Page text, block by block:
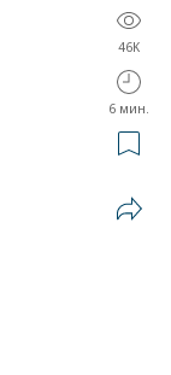
46K
6 мин.